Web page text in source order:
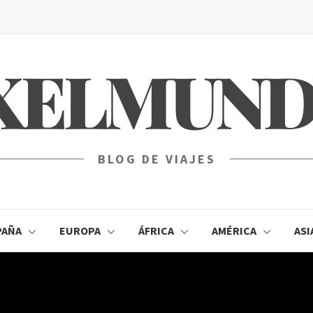
BLOG DE VIAJES
EUROPA ÁFRICA AMÉRICA